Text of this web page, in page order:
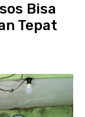
Bisa
Tepat